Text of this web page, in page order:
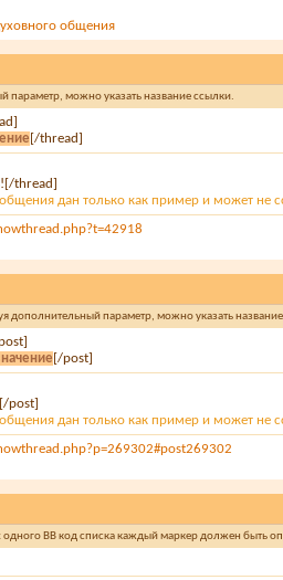
общения
параметр, можно указать название ссылки.
[/thread]
thread]
дан только как пример и может не
дополнительный параметр, можно указать
[/post]
post]
дан только как пример и может не
BB код списка каждый маркер должен быть